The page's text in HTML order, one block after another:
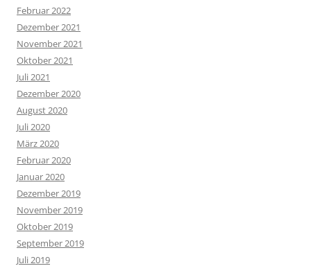
Februar 2022
Dezember 2021
November 2021
Oktober 2021
Juli 2021
Dezember 2020
August 2020
Juli 2020
März 2020
Februar 2020
Januar 2020
Dezember 2019
November 2019
Oktober 2019
September 2019
Juli 2019